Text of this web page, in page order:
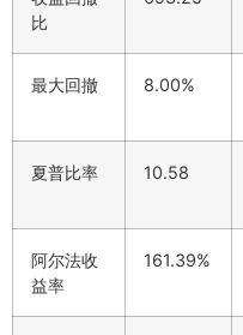
比
最大回撤 8.00%
夏普比率 10.58
阿尔法收
益率
161.39%